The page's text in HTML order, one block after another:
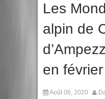
Les
alpin de
en
Août 06, 2020